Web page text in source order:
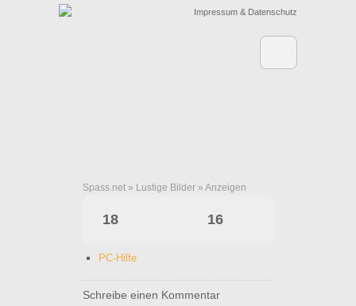
Impressum & Datenschutz
Spass.net » Lustige Bilder » Anzeigen
Fake Pizza Hotline
18 16
PC-Hilfe
Schreibe einen Kommentar